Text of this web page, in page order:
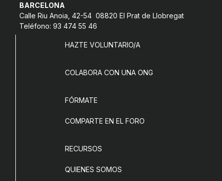
BARCELONA
Calle Riu Anoia, 42-54 08820 El Prat de Llobregat
Teléfono: 93 474 55 46
HAZTE VOLUNTARIO/A
COLABORA CON UNA ONG
FÓRMATE
COMPARTE EN EL FORO
RECURSOS
QUIENES SOMOS
Treballa amb nosaltres